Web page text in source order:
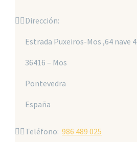
Dirección:
Estrada Puxeiros-Mos ,64 nave 4
36416 – Mos
Pontevedra
España
Teléfono: 986 489 025